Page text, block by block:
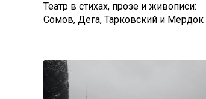
Театр в стихах, прозе и живописи:
Сомов, Дега, Тарковский и Мердок